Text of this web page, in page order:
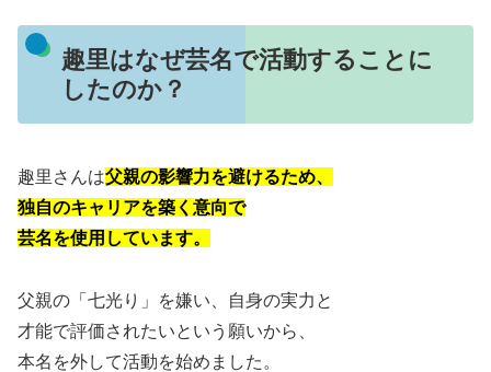
趣里はなぜ芸名で活動することに
したのか？
趣里さんは父親の影響力を避けるため、
独自のキャリアを築く意向で
芸名を使用 しています。
父親の「七光り」を嫌い、自身の実力と
才能で評価されたいという願いから、
本名を外して活動を始めました。